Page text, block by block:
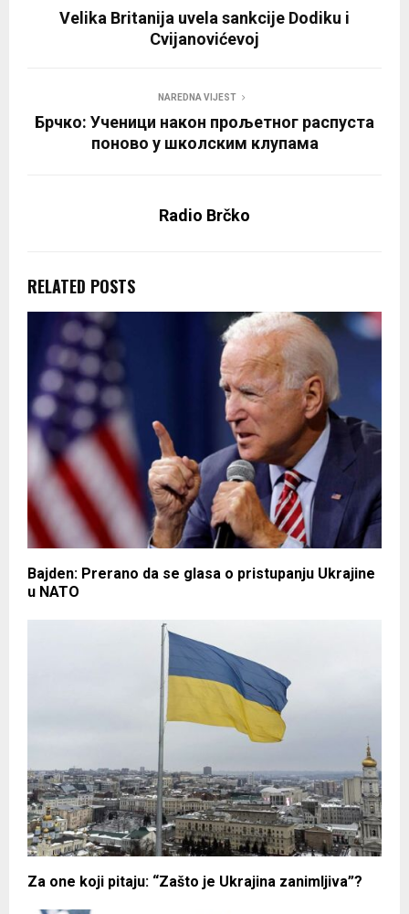
Velika Britanija uvela sankcije Dodiku i
Cvijanovićevoj
NAREDNA VIJEST
Брчко: Ученици након прољетног распуста
поново у школским клупама
Radio Brčko
RELATED POSTS
Bajden: Prerano da se glasa o pristupanju Ukrajine
u NATO
Za one koji pitaju: “Zašto je Ukrajina zanimljiva”?